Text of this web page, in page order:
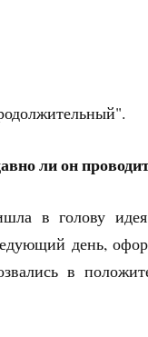
ли он
в голову
день,
в